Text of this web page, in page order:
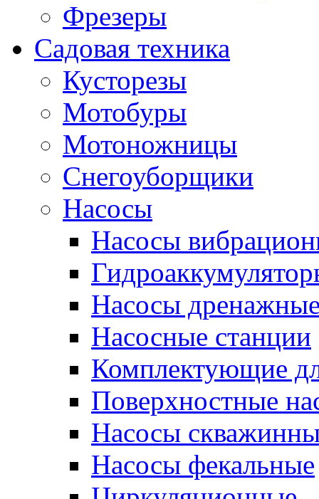
Фрезеры
Садовая техника
Кусторезы
Мотобуры
Мотоножницы
Снегоуборщики
Насосы
Насосы
Насосы
Насосные станции
Комплектующие
Поверхностные
Насосы
Насосы фекальные